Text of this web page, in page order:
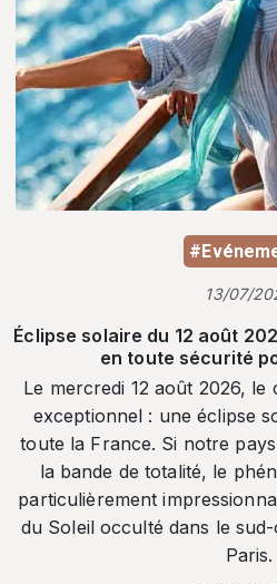
13/07/
Éclipse solaire du 12 août
en toute sécurité
Le mercredi 12 août 2026,
exceptionnel : une éclipse
toute la France. Si notre
la bande de totalité, le
particulièrement
du Soleil occulté dans le
Paris.